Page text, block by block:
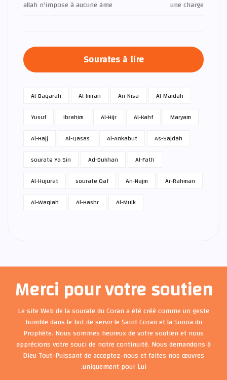
allah n'impose à aucune âme
une charge
Sourates à lire
Al-Baqarah Al-Imran An-Nisa
Al-Maidah
Yusuf
Ibrahim Al-Hijr Al-Kahf
Maryam
Al-Hajj
Al-Qasas Al-Ankabut
As-Sajdah
sourate Ya Sin
Ad-Dukhan
Al-Fath
Al-Hujurat
sourate Qaf An-Najm
Ar-Rahman
Al-Waqiah
Al-Hashr Al-Mulk
Merci pour votre soutien
Le site Web de la sourate du Coran a été créé comme un geste
humble dans le but de servir le Saint Coran et la Sunna du
Prophète. Nous sommes heureux de votre soutien et nous
apprécions votre souci de notre continuité. Nous demandons à
Dieu Tout-Puissant de acceptez-nous et faites nos œuvres
uniquement pour Lui.